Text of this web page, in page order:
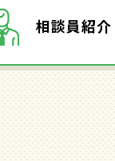
相談員紹介